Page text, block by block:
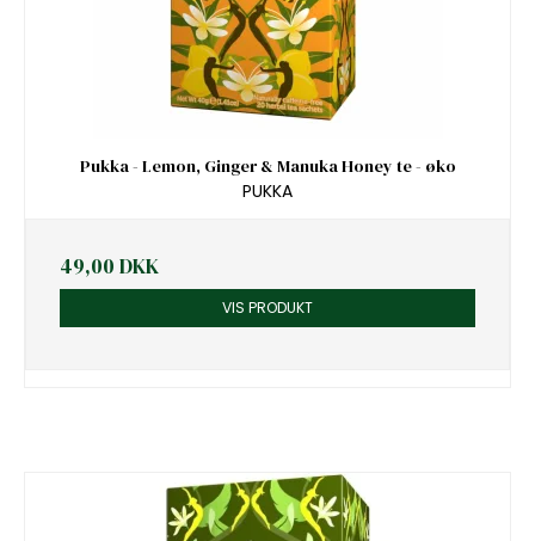
Pukka - Lemon, Ginger & Manuka Honey te - øko
PUKKA
49,00 DKK
VIS PRODUKT